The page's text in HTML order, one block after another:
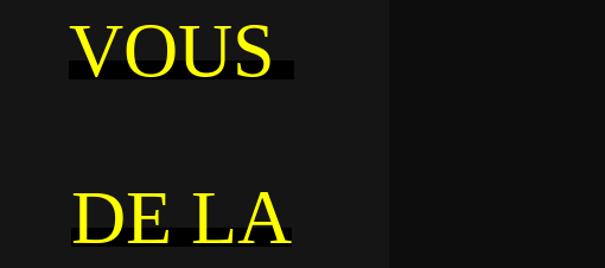
VOUS
DE LA